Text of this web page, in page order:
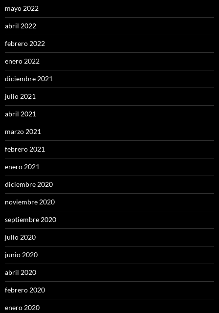
mayo 2022
abril 2022
febrero 2022
enero 2022
diciembre 2021
julio 2021
abril 2021
marzo 2021
febrero 2021
enero 2021
diciembre 2020
noviembre 2020
septiembre 2020
julio 2020
junio 2020
abril 2020
febrero 2020
enero 2020